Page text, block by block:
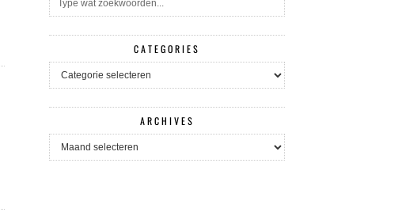
CATEGORIES
CATEGORIES
ARCHIVES
ARCHIVES